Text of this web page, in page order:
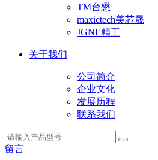
TM台懋
maxictech美芯晟
JGNE精工
关于我们
公司简介
企业文化
发展历程
联系我们
留言